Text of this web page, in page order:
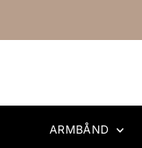
ARMBÅND